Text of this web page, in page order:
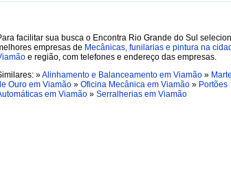
facilitar sua busca o Encontra Rio Grande do Sul
empresas de Mecânicas, funilarias e pintura na
e região, com telefones e endereço das empresas.
»Alinhamento e Balanceamento em Viamão »
Ouro em Viamão » Oficina Mecânica em Viamão » Portões
em Viamão » Serralherias em Viamão